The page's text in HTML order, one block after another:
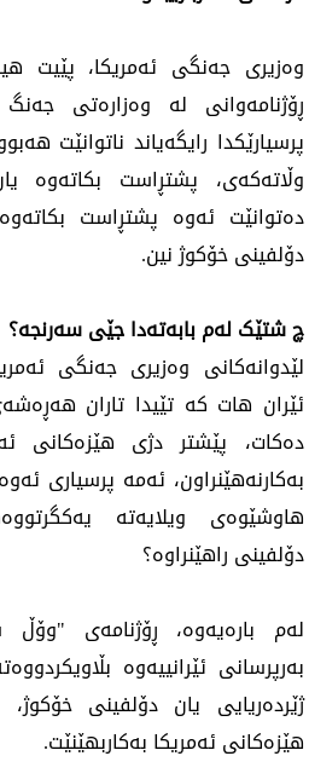
وەزیری جەنگی ئەمریکا، پێیت
ڕۆژنامەوانی لە وەزارەتی
پرسیارێكدا رایگه‌یاند ناتوانێت
وڵاتەکەی، پشتڕاست بکاتەوە
دەتوانێت ئەوە پشتڕاست
دۆلفینی خۆكوژ نین.
چ شتێک لەم بابەتەدا جێی سەرنجە؟
لێدوانەکانی وەزیری جه‌نگی
ئێران هات كه‌ تێیدا تاران
ده‌كات، پێشتر دژی هێزه‌كانی
بەکارنەهێنراون، ئەمە پرسیاری
هاوشێوەی ویلایەتە
دۆلفینی راهێنراوه‌؟
له‌م باره‌یه‌وه‌، ڕۆژنامەی
بەرپرسانی ئێرانییەوە
ژێردەریایی یان دۆلفینی
هێزه‌كانی ئه‌مریكا به‌كاربهێنێت.